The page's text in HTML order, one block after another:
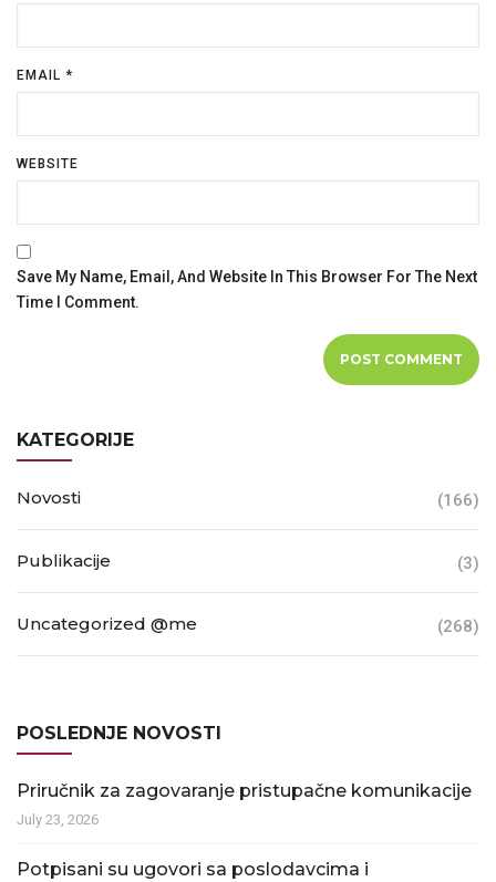
EMAIL *
WEBSITE
Save My Name, Email, And Website In This Browser For The Next
Time I Comment.
KATEGORIJE
Novosti (166)
Publikacije (3)
Uncategorized @me (268)
POSLEDNJE NOVOSTI
Priručnik za zagovaranje pristupačne komunikacije
July 23, 2026
Potpisani su ugovori sa poslodavcima i